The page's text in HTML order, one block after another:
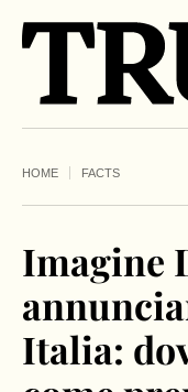
HOME FACTS
Imagine
Italia: